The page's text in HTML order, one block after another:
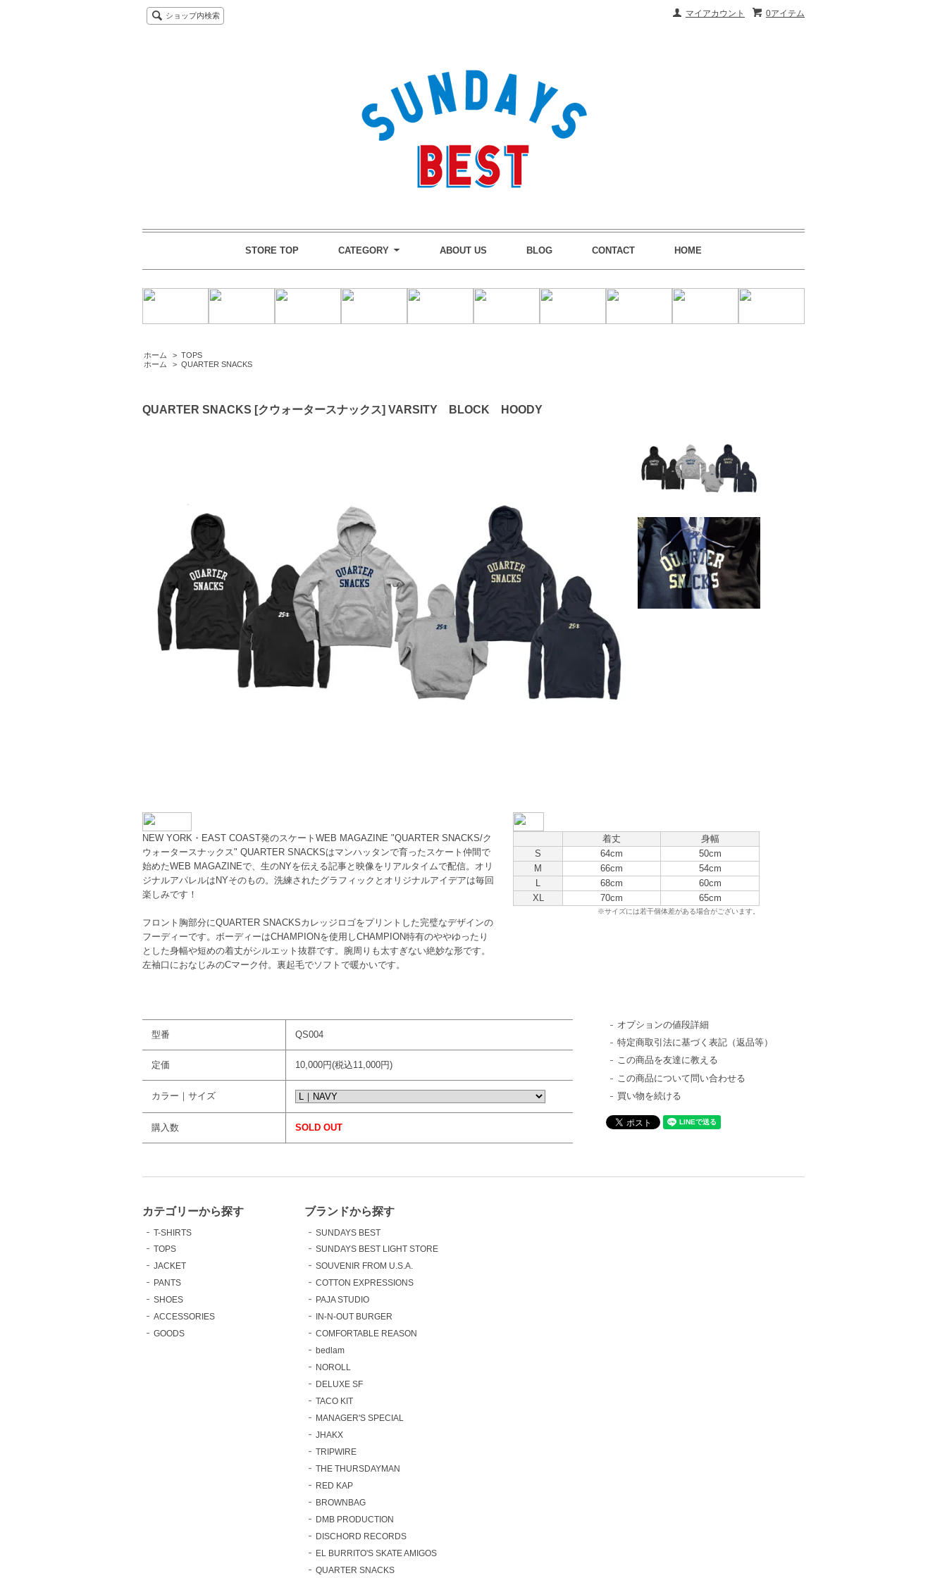
0アイテム
マイアカウント
ショップ内検索
STORE TOP CATEGORY ABOUT US BLOG CONTACT HOME
ホーム > TOPS
ホーム
> QUARTER SNACKS
QUARTER SNACKS [クウォータースナックス] VARSITY BLOCK HOODY
NEW YORK・EAST COAST発のスケートWEB MAGAZINE "QUARTER SNACKS/ク
ウォータースナックス" QUARTER SNACKSはマンハッタンで育ったスケート仲間で
始めたWEB MAGAZINEで、生のNYを伝える記事と映像をリアルタイムで配信。オリ
ジナルアパレルはNYそのもの。洗練されたグラフィックとオリジナルアイデアは毎回
楽しみです！
フロント胸部分にQUARTER SNACKSカレッジロゴをプリントした完璧なデザインの
フーディーです。ボーディーはCHAMPIONを使用しCHAMPION特有のややゆったり
とした身幅や短めの着丈がシルエット抜群です。腕周りも太すぎない絶妙な形です。
左袖口におなじみのCマーク付。裏起毛でソフトで暖かいです。
着丈
身幅
S
64cm
50cm
M
66cm
54cm
L
68cm
60cm
XL
70cm 65cm
※サイズには若干個体差がある場合がございます。
型番 QS004
定価 10,000円(税込11,000円)
カラー｜サイズ
購入数 SOLD OUT
オプションの値段詳細
特定商取引法に基づく表記（返品等）
この商品を友達に教える
この商品について問い合わせる
買い物を続ける
カテゴリーから探す
T-SHIRTS
TOPS
JACKET
PANTS
SHOES
ACCESSORIES
GOODS
ブランドから探す
SUNDAYS BEST
SUNDAYS BEST LIGHT STORE
SOUVENIR FROM U.S.A.
COTTON EXPRESSIONS
PAJA STUDIO
IN-N-OUT BURGER
COMFORTABLE REASON
bedlam
NOROLL
DELUXE SF
TACO KIT
MANAGER'S SPECIAL
JHAKX
TRIPWIRE
THE THURSDAYMAN
RED KAP
BROWNBAG
DMB PRODUCTION
DISCHORD RECORDS
EL BURRITO'S SKATE AMIGOS
QUARTER SNACKS